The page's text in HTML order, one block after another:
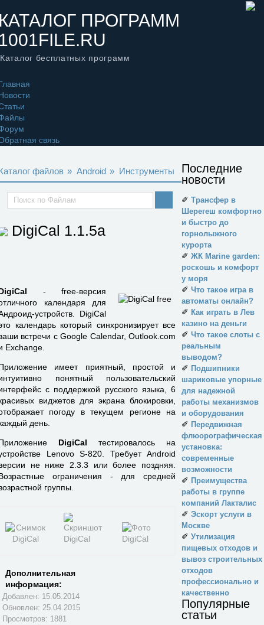
ПРОГРАММ
Каталог бесплатных программ
связь
файлов » Android » Инструменты
DigiCal 1.1.5a
- free-версия
календаря для
устройств. DigiCal
календарь который синхронизирует все
встречи с Google Calendar, Outlook.com
Exchange.
имеет приятный, простой и
понятный пользовательский
с поддержкой русского языка, 6
виджетов для экрана блокировки,
погоду в текущем регионе на
день.
DigiCal тестировалось на
Lenovo S-820. Требует Android
не ниже 2.3.3 или более поздняя.
ограничения - для средней
группы.
Дополнительная
информация:
Добавлен: 15.05.2014
Обновлен: 25.04.2015
Просмотров: 1881
Последние
новости
✐ Трансфер в
Шерегеш комфортно
и быстро до
горнолыжного
курорта
✐ ЖК Marine garden:
роскошь и комфорт
у моря
✐ Что такое игра в
автоматы онлайн?
✐ Как играть в Лев
казино на деньги
✐ Что такое слоты с
реальным
выводом?
✐ Подшипники
шариковые упорные
для надежной
работы механизмов
и оборудования
✐ Передвижная
флюорографическая
установка:
современные
возможности
✐ Преимущества
работы в группе
компаний Лакталис
✐ Эскорт услуги в
Москве
✐ Утилизация
пищевых отходов и
вывоз строительных
отходов
профессионально и
качественно
Популярные
статьи